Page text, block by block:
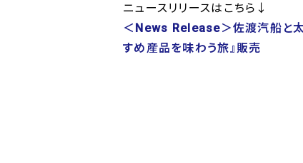
ニュースリリースはこちら↓
＜News Release＞佐渡汽船と太
すめ産品を味わう旅』販売